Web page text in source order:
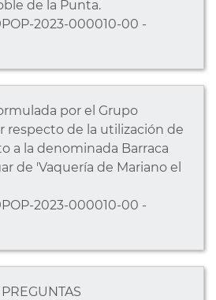
de la Punta.
2023-000010-00 -
por el Grupo
respecto de la utilización de
a la denominada Barraca
de 'Vaquería de Mariano el
2023-000010-00 -